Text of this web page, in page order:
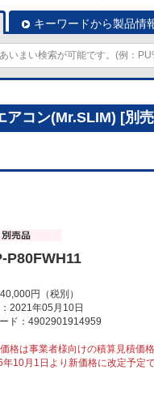
キーワードから製品情
アコン(Mr.SLIM) [別
P80FWH11
円（税別）
2021年05月10日
ド：4902901914959
格は事業者様向けの積算見積価
10月1日より新価格に改定予定